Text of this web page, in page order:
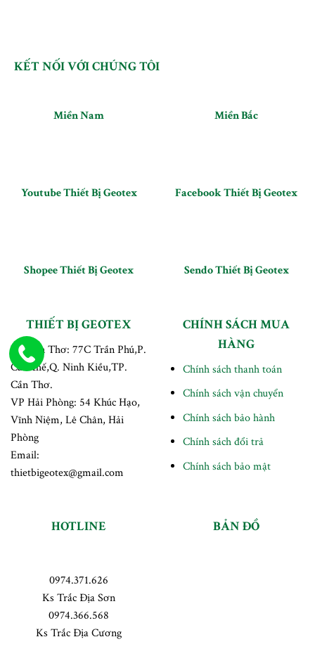
KẾT NỐI VỚI CHÚNG TÔI
Miền Nam Miền Bắc
Youtube Thiết Bị Geotex Facebook Thiết Bị Geotex
Shopee Thiết Bị Geotex Sendo Thiết Bị Geotex
THIẾT BỊ GEOTEX
VP Cần Thơ: 77C Trần Phú,P.
Cái Khế,Q. Ninh Kiều,TP.
Cần Thơ.
VP Hải Phòng: 54 Khúc Hạo,
Vĩnh Niệm, Lê Chân, Hải
Phòng
Email:
thietbigeotex@gmail.com
CHÍNH SÁCH MUA
HÀNG
Chính sách thanh toán
Chính sách vận chuyển
Chính sách bảo hành
Chính sách đổi trả
Chính sách bảo mật
HOTLINE
0974.371.626
Ks Trắc Địa Sơn
0974.366.568
Ks Trắc Địa Cương
BẢN ĐỒ